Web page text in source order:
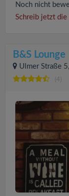
Noch nicht
Schreib jetzt
B&S Lounge
Ulmer Straße
(4)